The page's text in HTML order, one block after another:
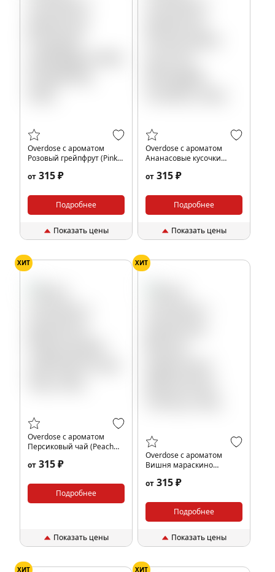
Overdose с ароматом
Розовый грейпфрут (Pink
от 315 ₽
Подробнее
Показать цены
Overdose с ароматом
Ананасовые кусочки
от 315 ₽
Подробнее
Показать цены
ХИТ
Overdose с ароматом
Персиковый чай (Peach
от 315 ₽
Подробнее
Показать цены
ХИТ
Overdose с ароматом
Вишня мараскино
от 315 ₽
Подробнее
Показать цены
ХИТ ХИТ